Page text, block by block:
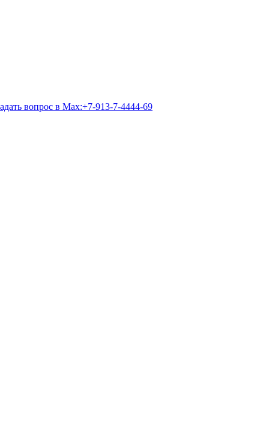
вопрос в Max:+7-913-7-4444-69